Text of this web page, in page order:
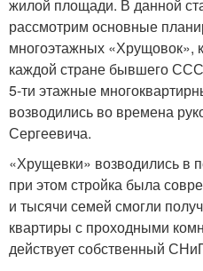
жилой площади. В данной
рассмотрим основные
многоэтажных «Хрущовок»,
каждой стране бывшего
5-ти этажные
возводились во времена
Сергеевича.
«Хрущевки» возводились в
при этом стройка была
и тысячи семей смогли
квартиры с проходными
действует собственный